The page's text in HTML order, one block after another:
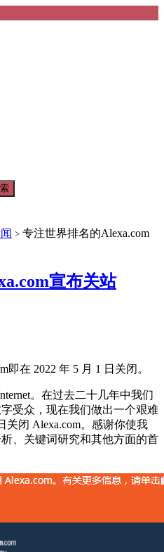
> 专注世界排名的Alexa.com
宣布关站
即在 2022 年 5 月 1 日关闭。
。在过去二十几年中我们
受众，现在我们做出一个艰难
关闭 Alexa.com。感谢你使我
、关键词研究和其他方面的首